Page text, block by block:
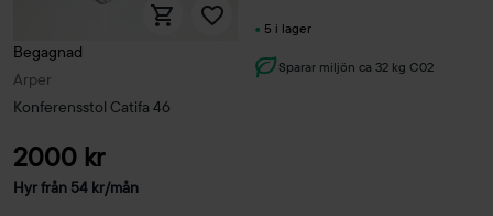
Arper
Begagnad
Konferensstol Catifa 46
2000 kr
Hyr från 54 kr/mån
5 i lager
Sparar miljön ca 32 kg C02